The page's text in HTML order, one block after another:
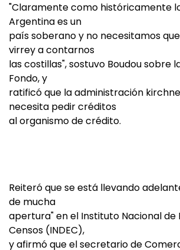
"Claramente como históricamente
Argentina es un
país soberano y no necesitamos
virrey a contarnos
las costillas", sostuvo Boudou sobre
Fondo, y
ratificó que la administración
necesita pedir créditos
al organismo de crédito.
Reiteró que se está llevando
de mucha
apertura" en el Instituto Nacional de
Censos (INDEC),
y afirmó que el secretario de